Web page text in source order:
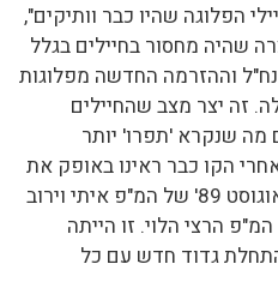
הפלוגה שהיו כבר וותיקים",
שהיה מחסור בחיילים בגלל
וההזרמה החדשה מפלוגות
זה יצר מצב שהחיילים
מה שנקרא 'תפרו' יותר
הקו כבר ראינו באופק את
הקליטה של החיילים ממחזור אוגוסט 89' של המ"פ איתי וירוב
פברואר 90' של המ"פ הרצי הלוי. זו הייתה
גדוד חדש עם כל